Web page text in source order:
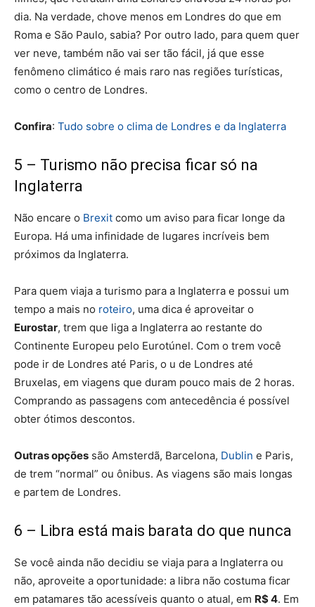
dia. Na verdade, chove menos em Londres do que em
Roma e São Paulo, sabia? Por outro lado, para quem quer
ver neve, também não vai ser tão fácil, já que esse
fenômeno climático é mais raro nas regiões turísticas,
como o centro de Londres.
Confira: Tudo sobre o clima de Londres e da Inglaterra
5 – Turismo não precisa ficar só na
Inglaterra
Não encare o Brexit como um aviso para ficar longe da
Europa. Há uma infinidade de lugares incríveis bem
próximos da Inglaterra.
Para quem viaja a turismo para a Inglaterra e possui um
tempo a mais no roteiro, uma dica é aproveitar o
Eurostar, trem que liga a Inglaterra ao restante do
Continente Europeu pelo Eurotúnel. Com o trem você
pode ir de Londres até Paris, o u de Londres até
Bruxelas, em viagens que duram pouco mais de 2 horas.
Comprando as passagens com antecedência é possível
obter ótimos descontos.
Outras opções são Amsterdã, Barcelona, Dublin e Paris,
de trem “normal” ou ônibus. As viagens são mais longas
e partem de Londres.
6 – Libra está mais barata do que nunca
Se você ainda não decidiu se viaja para a Inglaterra ou
não, aproveite a oportunidade: a libra não costuma ficar
em patamares tão acessíveis quanto o atual, em R$ 4. Em